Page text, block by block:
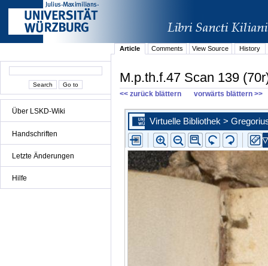
Über LSKD-Wiki
Handschriften
Letzte Änderungen
Hilfe
Article Comments View Source History
M.p.th.f.47 Scan 139
<< zurück blättern vorwärts blättern >>